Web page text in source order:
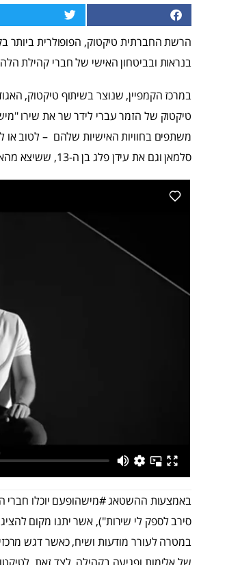
הרשת החברתית טיקטוק, הפופולרית ביותר
בנראות ובביטחון האישי של חברי קהילת
במרכז הקמפיין, שנוצר בשיתוף טיקטוק,
טיקטוק של הזמר עברי לידר שר את שירו
משתפים בחוויות האישיות שלהם – לטוב או
סלמאן וגם את עידן פלג בן ה-13, ששיצא מהארון בפוסט באינסטגרם שריגש את כל המדינה.
באמצעות ההשטאג #מישהופעם יוכלו חברי
סירב לספק לי שירות"), אשר יתנו מקום
במטרה לעורר מודעות ושיח, כאשר דגש